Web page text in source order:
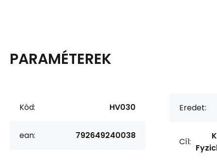
PARAMÉTEREK
Kód: HV030
ean: 792649240038
Eredet:
Cíl: